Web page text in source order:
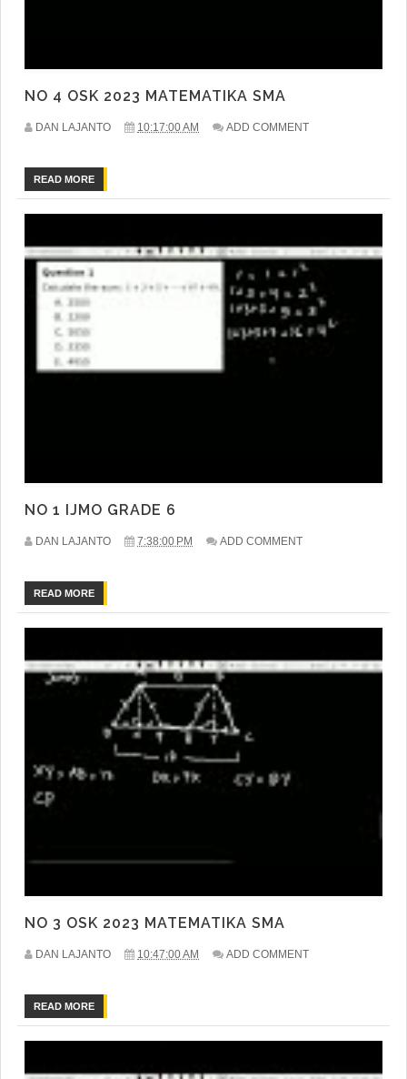
NO 4 OSK 2023 MATEMATIKA SMA
DAN LAJANTO 10:17:00 AM ADD COMMENT
READ MORE
NO 1 IJMO GRADE 6
DAN LAJANTO 7:38:00 PM ADD COMMENT
READ MORE
NO 3 OSK 2023 MATEMATIKA SMA
DAN LAJANTO 10:47:00 AM ADD COMMENT
READ MORE